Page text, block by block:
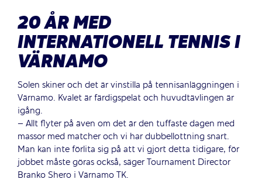
20 ÅR MED
INTERNATIONELL TENNIS I
VÄRNAMO
Solen skiner och det är vinstilla på tennisanläggningen i
Värnamo. Kvalet är färdigspelat och huvudtävlingen är
igång.
– Allt flyter på även om det är den tuffaste dagen med
massor med matcher och vi har dubbellottning snart.
Man kan inte förlita sig på att vi gjort detta tidigare, för
jobbet måste göras också, säger Tournament Director
Branko Shero i Värnamo TK.